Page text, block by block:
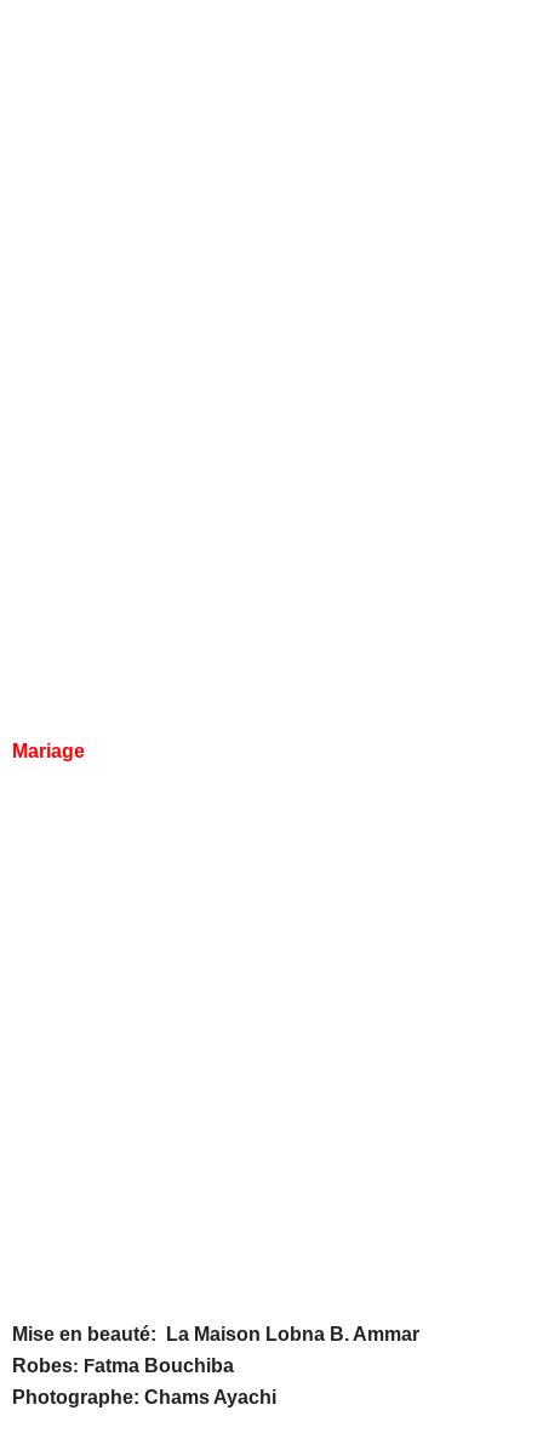
Mariage
Mise en beauté:
La Maison Lobna B. Ammar
Robes: Fatma Bouchiba
Photographe: Chams Ayachi